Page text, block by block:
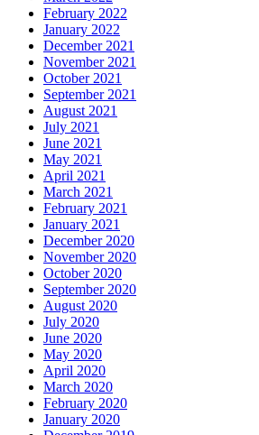
February 2022
January 2022
December 2021
November 2021
October 2021
September 2021
August 2021
July 2021
June 2021
May 2021
April 2021
March 2021
February 2021
January 2021
December 2020
November 2020
October 2020
September 2020
August 2020
July 2020
June 2020
May 2020
April 2020
March 2020
February 2020
January 2020